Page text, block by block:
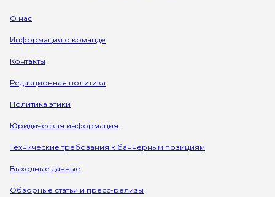
О нас
Информация о команде
Контакты
Редакционная политика
Политика этики
Юридическая информация
Технические требования к баннерным позициям
Выходные данные
Обзорные статьи и пресс-релизы